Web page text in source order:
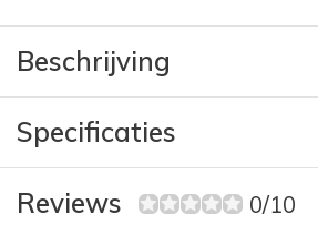
Beschrijving
Specificaties
Reviews 0/10